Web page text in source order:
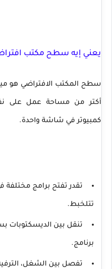
يعني إيه سطح مكتب
سطح المكتب الافتراضي هو
أكتر من مساحة عمل على
كمبيوتر في شاشة واحدة.
تقدر تفتح برامج
تتلخبط.
تنقل بين الديسكتوبات
برنامج.
تفصل بين الشغل،